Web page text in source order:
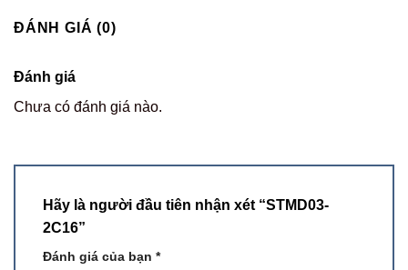
ĐÁNH GIÁ (0)
Đánh giá
Chưa có đánh giá nào.
Hãy là người đầu tiên nhận xét “STMD03-
2C16”
Đánh giá của bạn *